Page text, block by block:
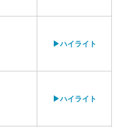
▶ハイライト
▶ハイライト